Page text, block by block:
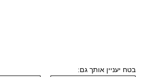
בטח יעניין אותך גם: